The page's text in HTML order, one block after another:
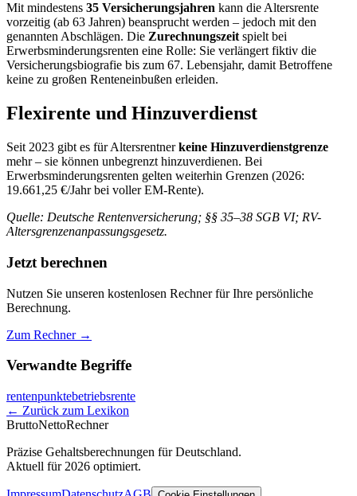
Mit mindestens 35 Versicherungsjahren kann die Altersrente
vorzeitig (ab 63 Jahren) beansprucht werden – jedoch mit den
genannten Abschlägen. Die Zurechnungszeit spielt bei
Erwerbsminderungsrenten eine Rolle: Sie verlängert fiktiv die
Versicherungsbiografie bis zum 67. Lebensjahr, damit Betroffene
keine zu großen Renteneinbußen erleiden.
Flexirente und Hinzuverdienst
Seit 2023 gibt es für Altersrentnerkeine Hinzuverdienstgrenze
mehr – sie können unbegrenzt hinzuverdienen. Bei
Erwerbsminderungsrenten gelten weiterhin Grenzen (2026:
19.661,25 €/Jahr bei voller EM-Rente).
Quelle: Deutsche Rentenversicherung; §§ 35–38 SGB VI; RV-
Altersgrenzenanpassungsgesetz.
Jetzt berechnen
Nutzen Sie unseren kostenlosen Rechner für Ihre persönliche
Berechnung.
Zum Rechner →
Verwandte Begriffe
rentenpunktebetriebsrente
← Zurück zum Lexikon
BruttoNettoRechner
Präzise Gehaltsberechnungen für Deutschland.
Aktuell für 2026 optimiert.